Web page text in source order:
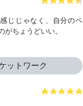
じじゃなく、自分のペ
がちょうどいい。
ットワーク